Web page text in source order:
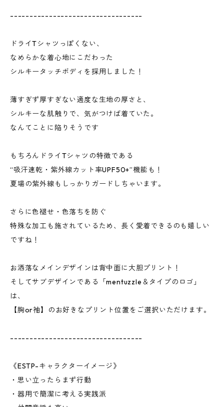
----------------------------------
ドライTシャツっぽくない、
なめらかな着心地にこだわった
シルキータッチボディを採用しました！
薄すぎず厚すぎない適度な生地の厚さと、
シルキーな肌触りで、気がつけば着ていた。
なんてことに陥りそうです
もちろんドライTシャツの特徴である
“吸汗速乾・紫外線カット率UPF50+”機能も！
夏場の紫外線もしっかりガードしちゃいます。
さらに色褪せ・色落ちを防ぐ
特殊な加工も施されているため、長く愛着できるのも嬉しい
ですね！
お洒落なメインデザインは背中面に大胆プリント！
そしてサブデザインである「mentuzzle＆タイプのロゴ」
は、
【胸or袖】のお好きなプリント位置をご選択いただけます。
----------------------------------
《ESTP-キャラクターイメージ》
・思い立ったらまず行動
・器用で簡潔に考える実践派